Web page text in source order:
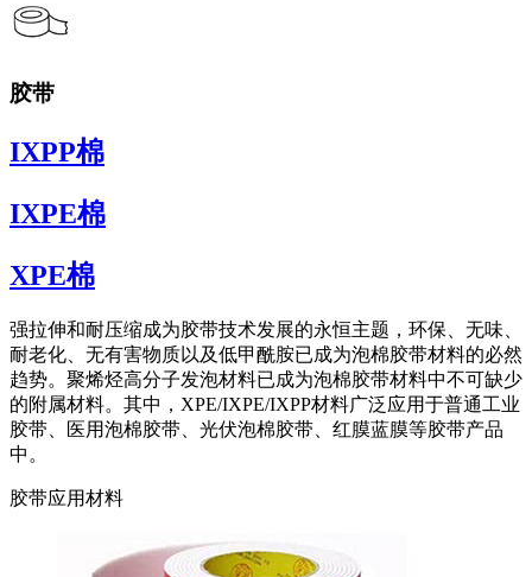
胶带
IXPP棉
IXPE棉
XPE棉
强拉伸和耐压缩成为胶带技术发展的永恒主题，环保、无味、
耐老化、无有害物质以及低甲酰胺已成为泡棉胶带材料的必然
趋势。聚烯烃高分子发泡材料已成为泡棉胶带材料中不可缺少
的附属材料。其中，XPE/IXPE/IXPP材料广泛应用于普通工业
胶带、医用泡棉胶带、光伏泡棉胶带、红膜蓝膜等胶带产品
中。
胶带应用材料